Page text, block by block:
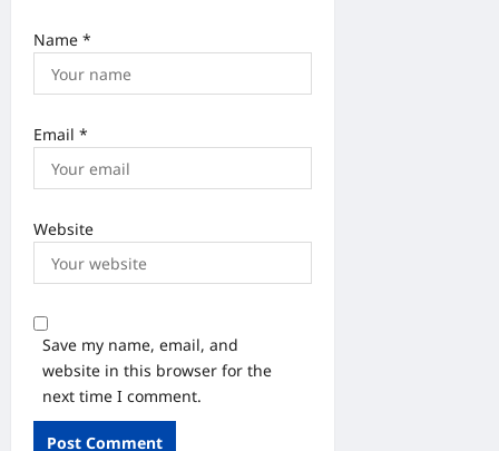
Name *
Email *
Website
Save my name, email, and
website in this browser for the
next time I comment.